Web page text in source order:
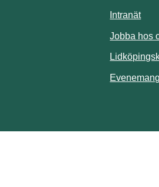
Intranät
Jobba hos